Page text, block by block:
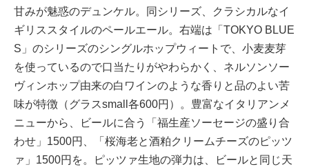
甘みが魅惑のデュンケル。同シリーズ、クラシカルなイ
ギリススタイルのペールエール。右端は「TOKYO BLUE
S」のシリーズのシングルホップウィートで、小麦麦芽
を使っているので口当たりがやわらかく、ネルソンソー
ヴィンホップ由来の白ワインのような香りと品のよい苦
味が特徴（グラスsmall各600円）。豊富なイタリアンメ
ニューから、ビールに合う「福生産ソーセージの盛り合
わせ」1500円、「桜海老と酒粕クリームチーズのピッツ
ァ」1500円を。ピッツァ生地の弾力は、ビールと同じ天